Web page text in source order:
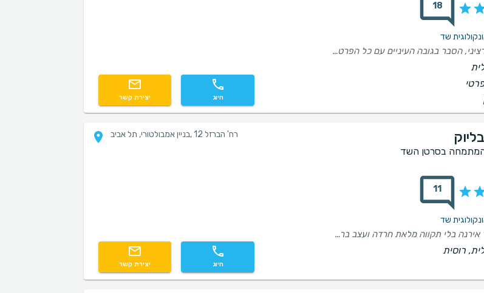
18
קיבלתי שירות רציני, הסבר בגובה העיניים עם כל הפרטים שהייתי צריכה לדעת, מאוד עדיף ורגוע, למדתי דברים חדשים שלא הייתי מודעת אליהם קודם.
חיוג יצירת קשר
המתמחה בסרטן השד
11
הגעתי לדוקטור אירנה בלי תקווה מלאת חרדה ועצב ברגישות ואינטיליגנציה ריגשית ידעה לומר לי את הדברים הנכונים שהשיבו לי את האור והתקווה והוציאו אותי מן האפלה שבה הייתי.היא פשוט החזירה לי את האור לפנים ואת התקווה לחיים . היא פשוט מלאך בכל התקופה האפלה הזאת!
רוסית
רח' הברזל 12 ,בניין אמבולטורי, תל אביב
חיוג יצירת קשר